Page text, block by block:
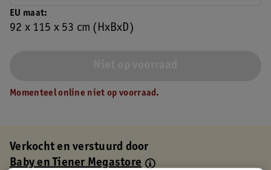
EU maat
92 x 115 x 53 cm (HxBxD)
Momenteel online niet op voorraad.
Verkocht en verstuurd door
Baby en Tiener Megastore